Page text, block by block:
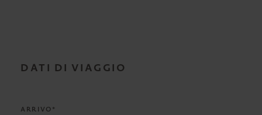
DATI DI VIAGGIO
ARRIVO*